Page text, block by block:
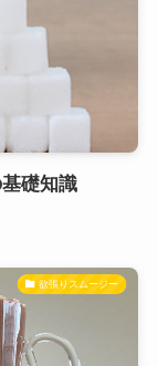
礎知識
欲張りスムージー